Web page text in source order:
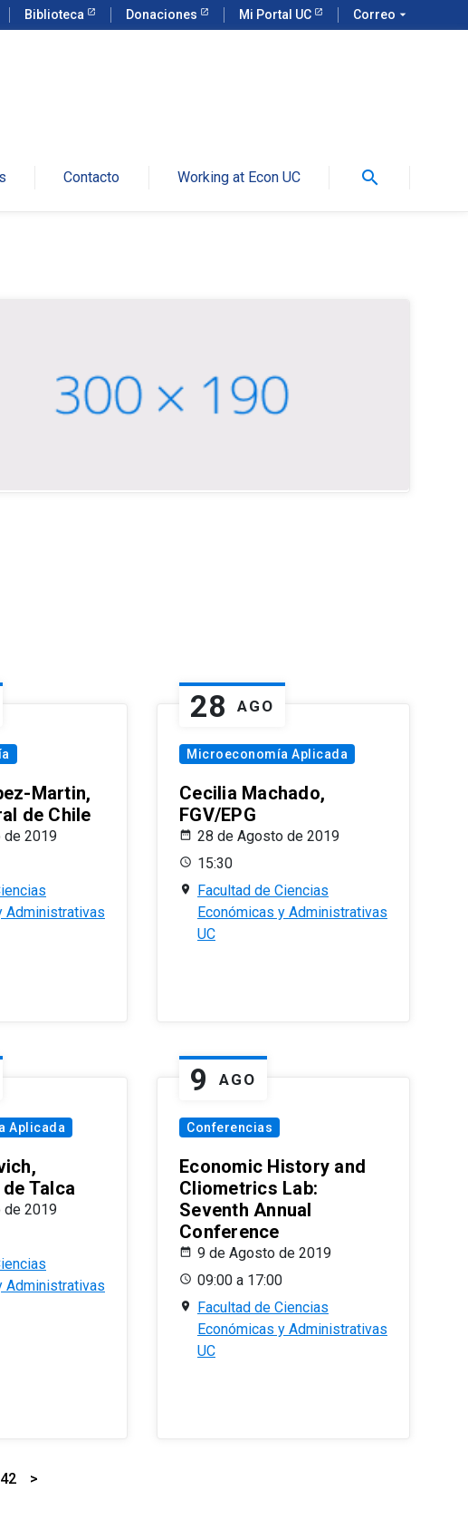
Biblioteca Donaciones Mi Portal UC Correo arrow_drop_down
Contacto Working at Econ UC search
Martin,
de Chile
de 2019
Administrativas
28 AGO
Microeconomía Aplicada
Cecilia Machado,
FGV/EPG
28 de Agosto de 2019
15:30
Facultad de Ciencias
Económicas y Administrativas
UC
Aplicada
Talca
de 2019
Administrativas
9 AGO
Conferencias
Economic History and
Cliometrics Lab:
Seventh Annual
Conference
9 de Agosto de 2019
09:00 a 17:00
Facultad de Ciencias
Económicas y Administrativas
UC
42 >